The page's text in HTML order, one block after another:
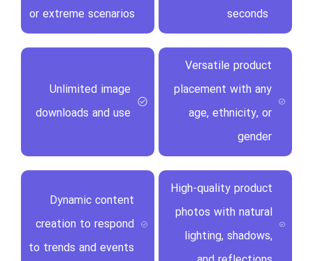
seconds
or extreme scenarios
Versatile product
placement with any
age, ethnicity, or
gender
Unlimited image
downloads and use
High-quality product
photos with natural
lighting, shadows,
Dynamic content
creation to respond
to trends and events